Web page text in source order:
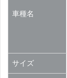
車種名
サイズ